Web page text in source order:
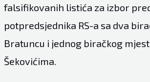
falsifikovanih listića za izbor
potpredsjednika RS-a sa dva
Bratuncu i jednog biračkog
Šekovićima.